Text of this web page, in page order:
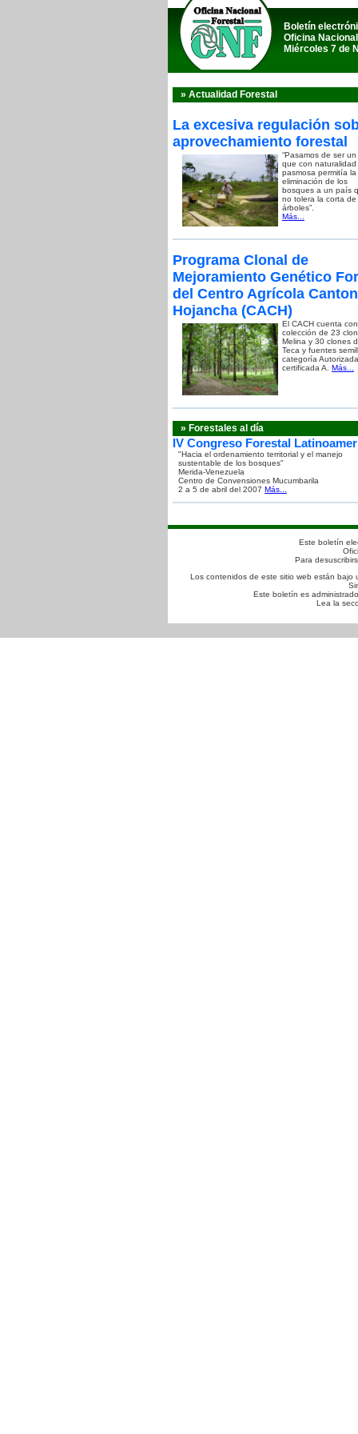
Boletín
Oficina
Miércoles 7 de
» Actualidad Forestal
La excesiva regulación
aprovechamiento forestal
“Pasamos de ser
que con naturalidad
pasmosa permitía la
eliminación de los
bosques a un país
no tolera la corta de
árboles”.
Más...
Programa Clonal de
Mejoramiento Genético
del Centro Agrícola
Hojancha (CACH)
El CACH cuenta
colección de 23
Melina y 30 clones
Teca y fuentes
categoría
certificada A. Más...
» Forestales al día
IV Congreso Forestal
"Hacia el ordenamiento territorial y el manejo
sustentable de los bosques"
Merida-Venezuela
Centro de Convensiones Mucumbarila
2 a 5 de abril del 2007 Más...
Este boletín
Para
Los contenidos de este sitio web están bajo
Este boletín es
Lea la